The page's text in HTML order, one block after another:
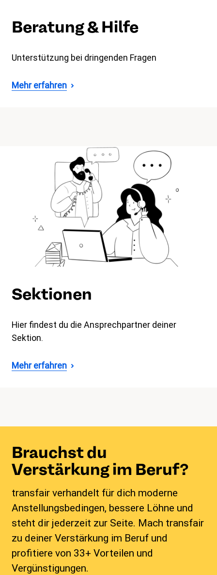
Beratung & Hilfe
Unterstützung bei dringenden Fragen
Mehr erfahren
Sektionen
Hier findest du die Ansprechpartner deiner
Sektion.
Mehr erfahren
Brauchst du
Verstärkung im Beruf?
transfair verhandelt für dich moderne
Anstellungsbedingen, bessere Löhne und
steht dir jederzeit zur Seite. Mach transfair
zu deiner Verstärkung im Beruf und
profitiere von 33+ Vorteilen und
Vergünstigungen.